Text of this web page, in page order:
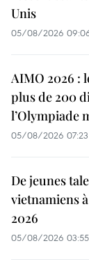
Unis
05/08/2026
AIMO 2026 :
plus de 200
l’Olympiade
05/08/2026 07:23
De jeunes
vietnamiens
2026
05/08/2026 03:55